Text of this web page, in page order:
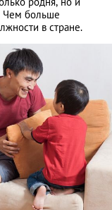
Чем больше
в стране.